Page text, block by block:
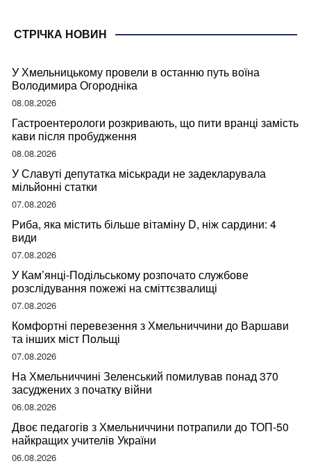
СТРІЧКА НОВИН
У Хмельницькому провели в останню путь воїна
Володимира Огородніка
08.08.2026
Гастроентерологи розкривають, що пити вранці замість
кави після пробудження
08.08.2026
У Славуті депутатка міськради не задекларувала
мільйонні статки
07.08.2026
Риба, яка містить більше вітаміну D, ніж сардини: 4
види
07.08.2026
У Кам’янці-Подільському розпочато службове
розслідування пожежі на сміттєзвалищі
07.08.2026
Комфортні перевезення з Хмельниччини до Варшави
та інших міст Польщі
07.08.2026
На Хмельниччині Зеленський помилував понад 370
засуджених з початку війни
06.08.2026
Двоє педагогів з Хмельниччини потрапили до ТОП-50
найкращих учителів України
06.08.2026